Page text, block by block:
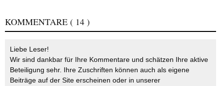
KOMMENTARE ( 14 )
Liebe Leser!
Wir sind dankbar für Ihre Kommentare und schätzen Ihre aktive
Beteiligung sehr. Ihre Zuschriften können auch als eigene
Beiträge auf der Site erscheinen oder in unserer